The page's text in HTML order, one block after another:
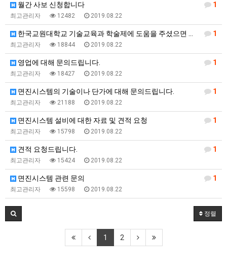
1
월간 사보 신청합니다
최고관리자 12482 2019.08.22
1
한국교원대학교 기술교육과 학술제에 도움을 주셨으면 좋겠…
최고관리자 18844 2019.08.22
1
영업에 대해 문의드립니다.
최고관리자 18427 2019.08.22
1
면진시스템의 기술이나 단가에 대해 문의드립니다.
최고관리자 21188 2019.08.22
1
면진시스템 설비에 대한 자료 및 견적 요청
최고관리자 15798 2019.08.22
1
견적 요청드립니다.
최고관리자 15424 2019.08.22
1
면진시스템 관련 문의
최고관리자 15598 2019.08.22
정렬
1 2